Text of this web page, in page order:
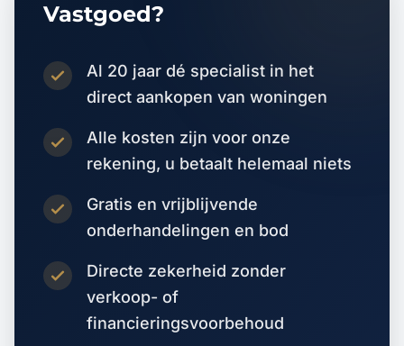
Vastgoed?
Al 20 jaar dé specialist in het
direct aankopen van woningen
Alle kosten zijn voor onze
rekening, u betaalt helemaal niets
Gratis en vrijblijvende
onderhandelingen en bod
Directe zekerheid zonder
verkoop- of
financieringsvoorbehoud